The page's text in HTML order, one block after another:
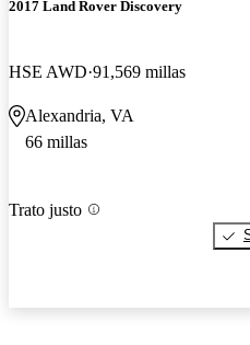
2017 Land Rover Discovery
HSE AWD 91,569 millas
Alexandria, VA
66 millas
Trato justo